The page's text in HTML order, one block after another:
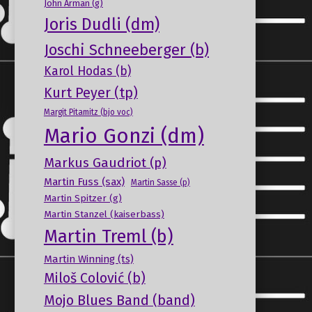
John Arman (g)
Joris Dudli (dm)
Joschi Schneeberger (b)
Karol Hodas (b)
Kurt Peyer (tp)
Margit Pitamitz (bjo voc)
Mario Gonzi (dm)
Markus Gaudriot (p)
Martin Fuss (sax) Martin Sasse (p)
Martin Spitzer (g)
Martin Stanzel (kaiserbass)
Martin Treml (b)
Martin Winning (ts)
Miloš Colović (b)
Mojo Blues Band (band)